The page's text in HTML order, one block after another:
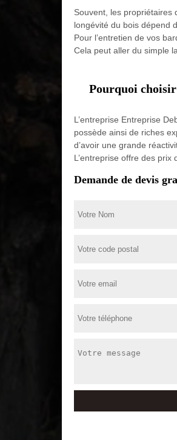
Souvent, les propriétaires
longévité du bois dépend
Pour l’entretien de vos
Cela peut aller du simple
Pourquoi
L’entreprise Entreprise
possède ainsi de riches
d’avoir une grande
L’entreprise offre des
Demande de devis